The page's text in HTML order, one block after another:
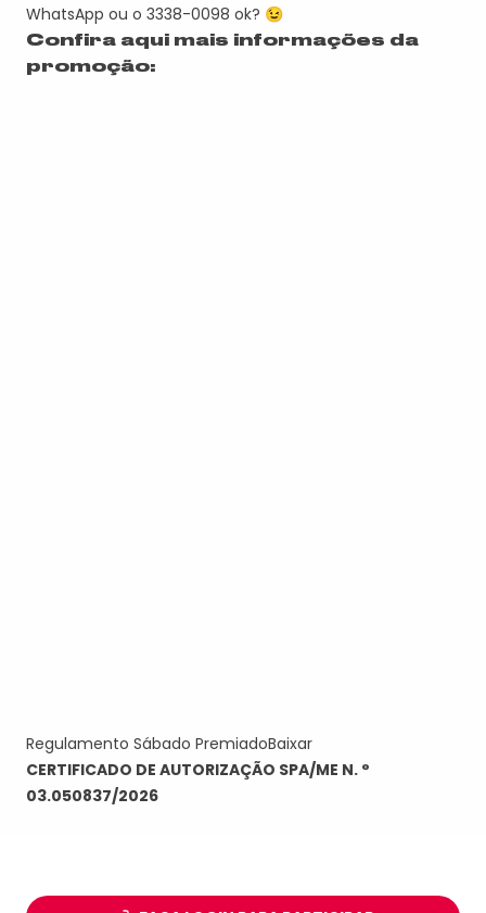
WhatsApp ou o 3338-0098 ok? 😉
Confira aqui mais informações da
promoção:
Regulamento Sábado PremiadoBaixar
CERTIFICADO DE AUTORIZAÇÃO SPA/ME N. °
03.050837/2026